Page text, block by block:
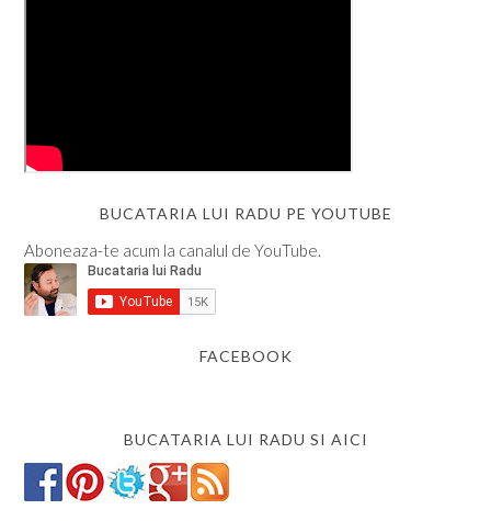
BUCATARIA LUI RADU PE YOUTUBE
Aboneaza-te acum la canalul de YouTube.
FACEBOOK
BUCATARIA LUI RADU SI AICI